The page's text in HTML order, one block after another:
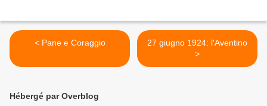
< Pane e Coraggio
27 giugno 1924: l'Aventino
>
Hébergé par Overblog